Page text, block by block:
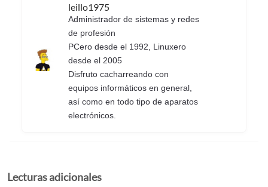
leillo1975
Administrador de sistemas y redes
de profesión
PCero desde el 1992, Linuxero
desde el 2005
Disfruto cacharreando con
equipos informáticos en general,
así como en todo tipo de aparatos
electrónicos.
Lecturas adicionales